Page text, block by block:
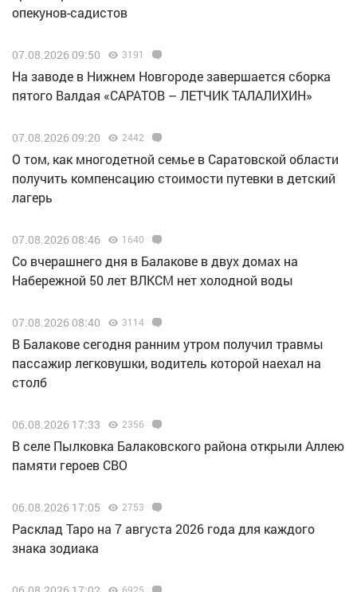
опекунов-садистов
07.08.2026 09:50 3191
Н️а заводе в Нижнем Новгороде завершается сборка
пятого Валдая «САРАТОВ – ЛЕТЧИК ТАЛАЛИХИН»
07.08.2026 09:20 2442
О том, как многодетной семье в Саратовской области
получить компенсацию стоимости путевки в детский
лагерь
07.08.2026 08:46 1640
Со вчерашнего дня в Балакове в двух домах на
Набережной 50 лет ВЛКСМ нет холодной воды
07.08.2026 08:40 3114
В Балакове сегодня ранним утром получил травмы
пассажир легковушки, водитель которой наехал на
столб
06.08.2026 17:33 2356
В селе Пылковка Балаковского района открыли Аллею
памяти героев СВО
06.08.2026 17:05 2753
Расклад Таро на 7 августа 2026 года для каждого
знака зодиака
6925